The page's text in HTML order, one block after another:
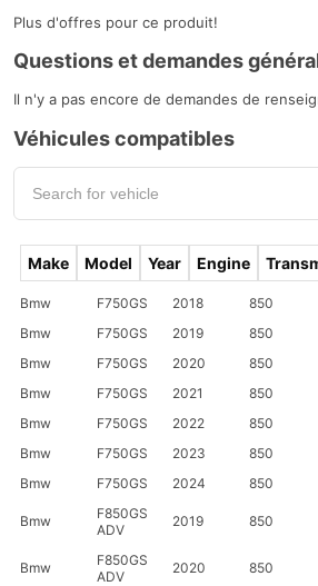
Plus d'offres pour ce produit!
Questions et demandes
Il n'y a pas encore de demandes de
Véhicules compatibles
Make Model Year Engine
Bmw F750GS 2018 850
Bmw
F750GS 2019 850
Bmw
F750GS 2020 850
Bmw
F750GS 2021 850
Bmw
F750GS 2022 850
Bmw
F750GS 2023 850
Bmw
F750GS 2024 850
Bmw
F850GS
ADV
2019 850
Bmw
F850GS
ADV
2020 850